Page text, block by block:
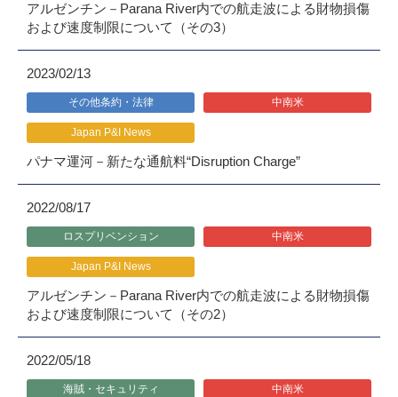
アルゼンチン－Parana River内での航走波による財物損傷
および速度制限について（その3）
2023/02/13
その他条約・法律 中南米
Japan P&I News
パナマ運河－新たな通航料“Disruption Charge”
2022/08/17
ロスプリベンション 中南米
Japan P&I News
アルゼンチン－Parana River内での航走波による財物損傷
および速度制限について（その2）
2022/05/18
海賊・セキュリティ 中南米